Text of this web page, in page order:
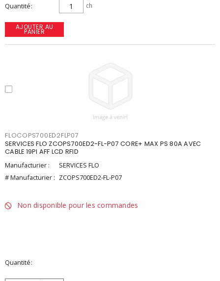
Quantité ch
AJOUTER AU
PANIER
FLOCOPS700ED2FLP07
SERVICES FLO ZCOPS700ED2-FL-P07 CORE+ MAX PS 80A AVEC
CABLE 19PI AFF LCD RFID
Manufacturier :
SERVICES FLO
# Manufacturier : ZCOPS700ED2-FL-P07
Non disponible pour les commandes
Quantité